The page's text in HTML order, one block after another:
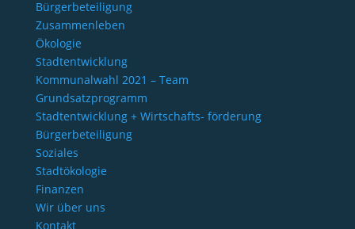
Bürgerbeteiligung
Zusammenleben
Ökologie
Stadtentwicklung
Kommunalwahl 2021 – Team
Grundsatzprogramm
Stadtentwicklung + Wirtschafts- förderung
Bürgerbeteiligung
Soziales
Stadtökologie
Finanzen
Wir über uns
Kontakt